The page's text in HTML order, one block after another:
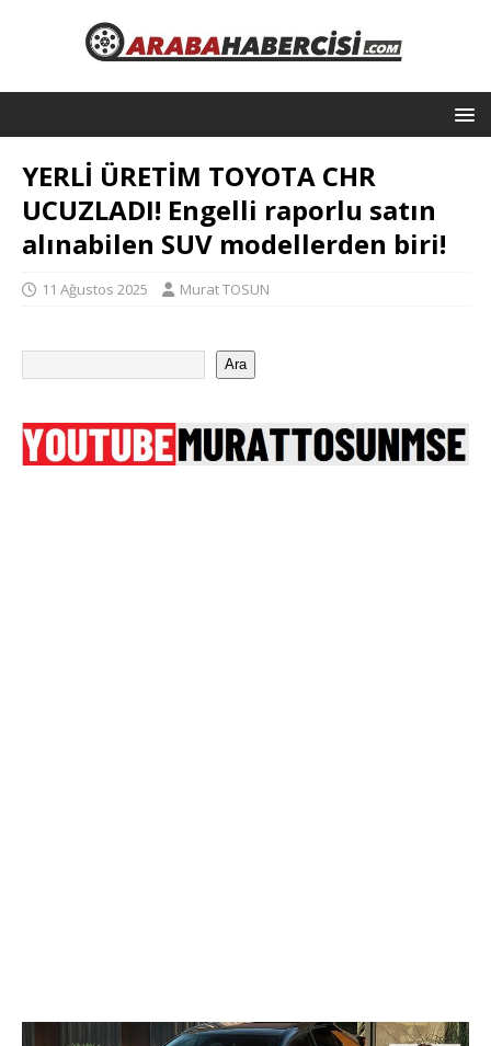
YERLİ ÜRETİM TOYOTA CHR
UCUZLADI! Engelli raporlu satın
alınabilen SUV modellerden biri!
11 Ağustos 2025 Murat TOSUN
Ara